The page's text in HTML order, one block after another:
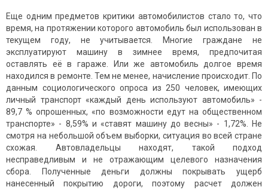
Еще одним предметов критики автомобилистов стало то, что
время, на протяжении которого автомобиль был использован в
текущем году, не учитывается. Многие граждане не
эксплуатируют машину в зимнее время, предпочитая
оставлять её в гараже. Или же автомобиль долгое время
находился в ремонте. Тем не менее, начисление происходит. По
данным социологического опроса из 250 человек, имеющих
личный транспорт «каждый день используют автомобиль» -
89,7 % опрошенных, «по возможности едут на общественном
транспорте» - 8,59% и «ставят машину до весны» - 1,72%. Не
смотря на небольшой объем выборки, ситуация во всей стране
схожая. Автовладельцы находят, такой подход
несправедливым и не отражающим целевого назначения
сбора. Полученные деньги должны покрывать ущерб
нанесенный покрытию дороги, поэтому расчет должен